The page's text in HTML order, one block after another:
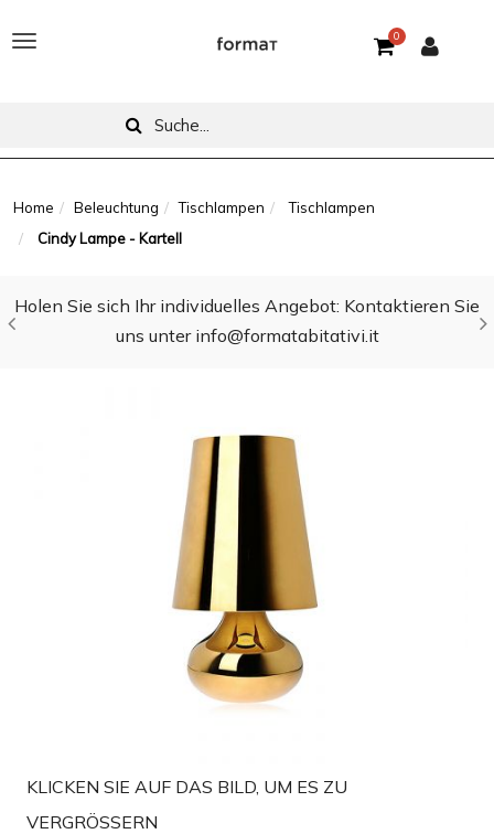
T
g
l
0
Home Beleuchtung Tischlampen
Tischlampen
Cindy Lampe - Kartell
Holen Sie sich Ihr individuelles Angebot: Kontaktieren Sie
uns unter info@formatabitativi.it
KLICKEN SIE AUF DAS BILD, UM ES ZU
VERGRÖSSERN